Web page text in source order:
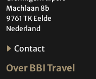
Machlaan 8b
9761 TK Eelde
Nederland
Contact
Over BBI Travel